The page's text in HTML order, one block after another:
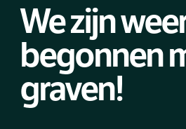
We zijn
begonnen
graven!